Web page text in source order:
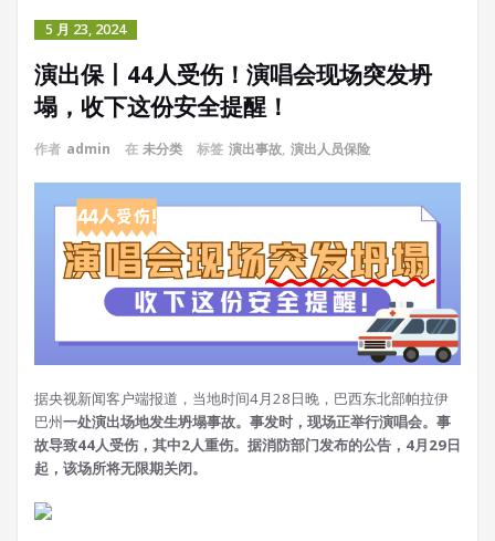
5 月 23, 2024
演出保丨44人受伤！演唱会现场突发坍
塌，收下这份安全提醒！
作者 admin 在 未分类 标签 演出事故, 演出人员保险
据央视新闻客户端报道，当地时间4月28日晚，巴西东北部帕拉伊
巴州一处演出场地发生坍塌事故。事发时，现场正举行演唱会。事
故导致44人受伤，其中2人重伤。据消防部门发布的公告，4月29日
起，该场所将无限期关闭。